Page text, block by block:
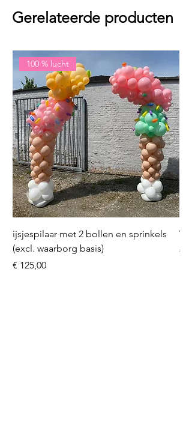
Gerelateerde producten
100 % lucht
ijsjespilaar met 2 bollen en sprinkels
(excl. waarborg basis)
Prijs
€ 125,00
Prijs
€